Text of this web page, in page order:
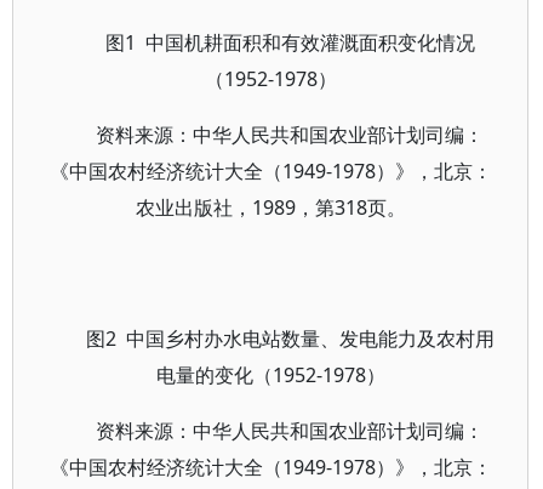
图1 中国机耕面积和有效灌溉面积变化情况
（1952-1978）
资料来源：中华人民共和国农业部计划司编：
《中国农村经济统计大全（1949-1978）》，北京：
农业出版社，1989，第318页。
图2 中国乡村办水电站数量、发电能力及农村用
电量的变化（1952-1978）
资料来源：中华人民共和国农业部计划司编：
《中国农村经济统计大全（1949-1978）》，北京：